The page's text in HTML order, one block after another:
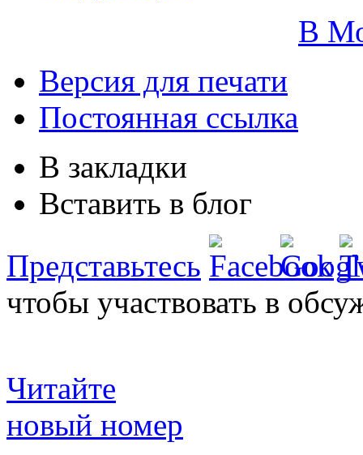
В
Версия для печати
Постоянная ссылка
В закладки
Вставить в блог
Представьтесь
чтобы участвовать в
Читайте
новый номер